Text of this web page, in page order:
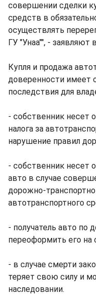
совершении сделки
средств в
осуществлять
ГУ "Унаа"", -
Купля и продажа
доверенности имеет
последствия для
- собственник несет
налога за
нарушение правил
- собственник несет
авто в случае
дорожно-
автотранспортного
- получатель авто по
переоформить его на
- в случае смерти
теряет свою силу и
наследовании.